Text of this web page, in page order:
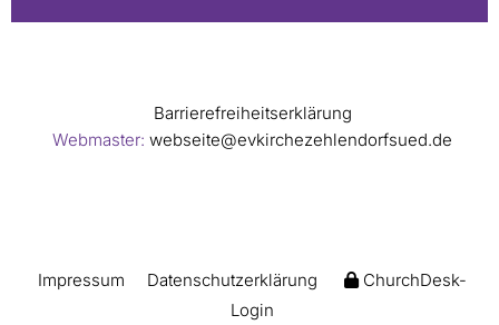
Barrierefreiheitserklärung
Webmaster: webseite@evkirchezehlendorfsued.de
Impressum Datenschutzerklärung
ChurchDesk-
Login